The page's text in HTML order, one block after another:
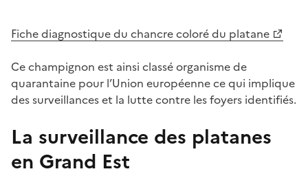
Fiche diagnostique du chancre coloré du platane
Ce champignon est ainsi classé organisme de
quarantaine pour l’Union européenne ce qui implique
des surveillances et la lutte contre les foyers identifiés.
La surveillance des platanes
en Grand Est